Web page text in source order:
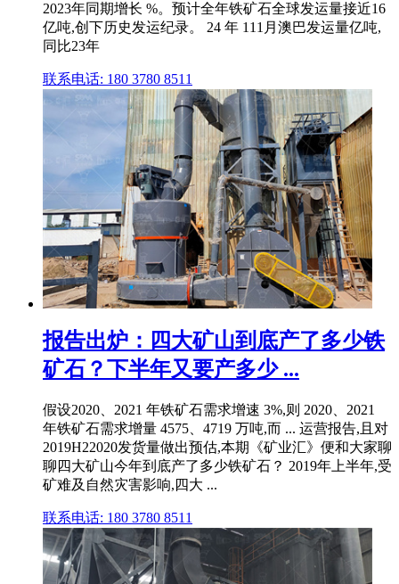
2023年同期增长 %。预计全年铁矿石全球发运量接近16
亿吨,创下历史发运纪录。 24 年 111月澳巴发运量亿吨,
同比23年
联系电话: 180 3780 8511
报告出炉：四大矿山到底产了多少铁
矿石？下半年又要产多少 ...
假设2020、2021 年铁矿石需求增速 3%,则 2020、2021
年铁矿石需求增量 4575、4719 万吨,而 ... 运营报告,且对
2019H22020发货量做出预估,本期《矿业汇》便和大家聊
聊四大矿山今年到底产了多少铁矿石？ 2019年上半年,受
矿难及自然灾害影响,四大 ...
联系电话: 180 3780 8511